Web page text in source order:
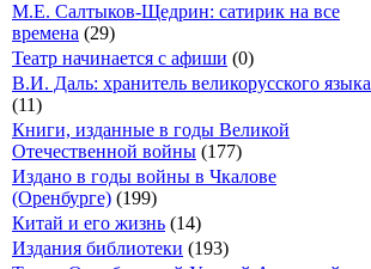
М.Е. Салтыков-Щедрин: сатирик на все
времена (29)
Театр начинается с афиши (0)
В.И. Даль: хранитель великорусского языка
(11)
Книги, изданные в годы Великой
Отечественной войны (177)
Издано в годы войны в Чкалове
(Оренбурге) (199)
Китай и его жизнь (14)
Издания библиотеки (193)